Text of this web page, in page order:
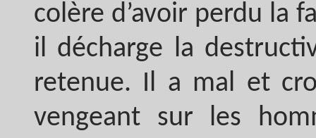
colère d’avoir perdu la
il décharge la
retenue. Il a mal et
vengeant sur les